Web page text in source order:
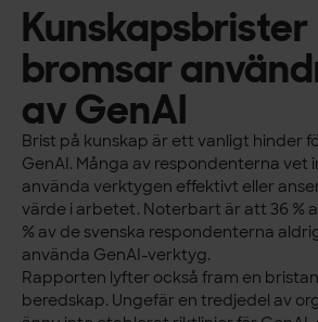
Kunskapsbrister
bromsar
av GenAI
Brist på kunskap är ett vanligt hinder
GenAI. Många av respondenterna vet
använda verktygen effektivt eller
värde i arbetet. Noterbart är att 36 %
% av de svenska respondenterna
använda GenAI-verktyg.
Rapporten lyfter också fram en
beredskap. Ungefär en tredjedel av